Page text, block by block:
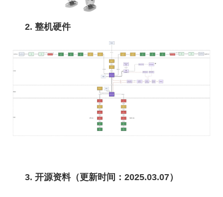
2. 整机硬件
3. 开源资料（更新时间：2025.03.07）